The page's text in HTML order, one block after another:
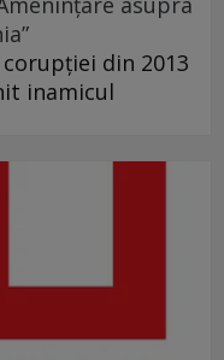
din 2013
inamicul